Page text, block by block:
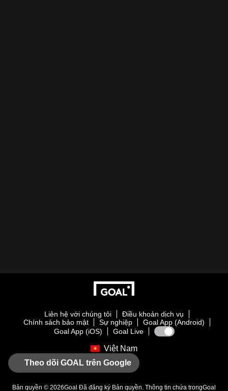
Liên hệ với chúng tôi
Điều khoản dịch vụ
Chính sách bảo mật
Sự nghiệp
Goal App (Android)
Goal App (iOS)
Goal Live
Việt Nam
Theo dõi GOAL trên Google
Bản quyền © 2026Goal Đã đăng ký Bản quyền. Thông tin chứa trongGoal